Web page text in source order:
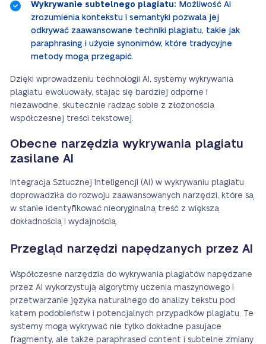
Wykrywanie subtelnego plagiatu: Możliwość AI
zrozumienia kontekstu i semantyki pozwala jej
odkrywać zaawansowane techniki plagiatu, takie jak
paraphrasing i użycie synonimów, które tradycyjne
metody mogą przegapić.
Dzięki wprowadzeniu technologii AI, systemy wykrywania
plagiatu ewoluowały, stając się bardziej odporne i
niezawodne, skutecznie radząc sobie z złożonością
współczesnej treści tekstowej.
Obecne narzędzia wykrywania plagiatu
zasilane AI
Integracja Sztucznej Inteligencji (AI) w wykrywaniu plagiatu
doprowadziła do rozwoju zaawansowanych narzędzi, które są
w stanie identyfikować nieoryginalną treść z większą
dokładnością i wydajnością.
Przegląd narzędzi napędzanych przez AI
Współczesne narzędzia do wykrywania plagiatów napędzane
przez AI wykorzystują algorytmy uczenia maszynowego i
przetwarzanie języka naturalnego do analizy tekstu pod
kątem podobieństw i potencjalnych przypadków plagiatu. Te
systemy mogą wykrywać nie tylko dokładne pasujące
fragmenty, ale także paraphrased content i subtelne zmiany